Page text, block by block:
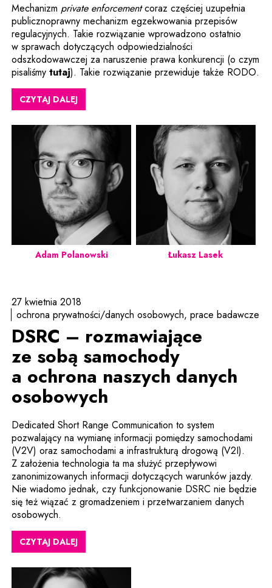
Mechanizm private enforcementcoraz częściej uzupełnia
publicznoprawny mechanizm egzekwowania przepisów
regulacyjnych. Takie rozwiązanie wprowadzono ostatnio
w sprawach dotyczących odpowiedzialności
odszkodowawczej za naruszenie prawa konkurencji (o czym
pisaliśmytutajUwaga, link zostanie otwarty w nowym
). Takie rozwiązanie przewiduje także RODO.
CZYTAJ DALEJ
Adam Polanowski Łukasz Lasek
27 kwietnia 2018
ochrona prywatności/danych osobowych prace badawcze
DSRC – rozmawiające
ze sobą samochody
a ochrona naszych danych
osobowych
Dedicated Short Range Communication to system
pozwalający na wymianę informacji pomiędzy samochodami
(V2V) oraz samochodami a infrastrukturą drogową (V2I).
Z założenia technologia ta ma służyć przepływowi
zanonimizowanych informacji dotyczących warunków jazdy.
Nie wiadomo jednak, czy funkcjonowanie DSRC nie będzie
się też wiązać z gromadzeniem i przetwarzaniem danych
osobowych.
CZYTAJ DALEJ